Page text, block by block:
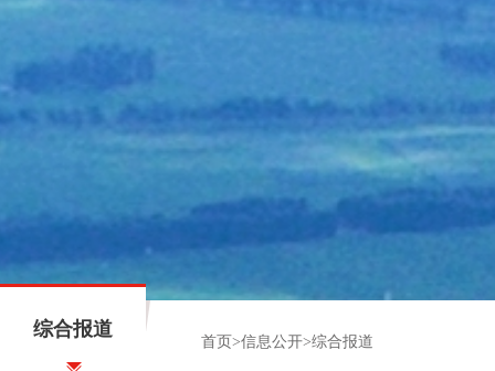
综合报道
首页 >信息公开>综合报道